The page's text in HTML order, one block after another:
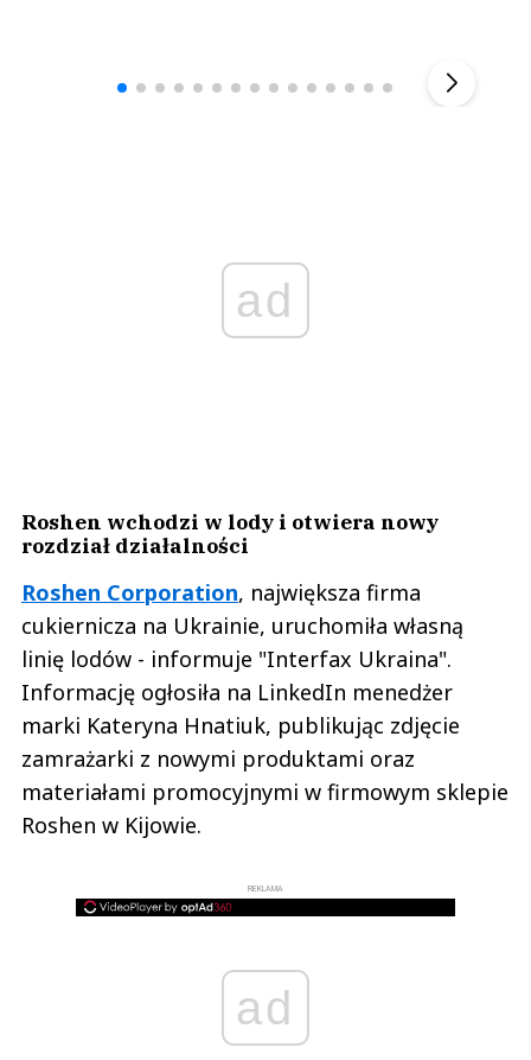
ad
Roshen wchodzi w lody i otwiera nowy
rozdział działalności
Roshen Corporation, największa firma
cukiernicza na Ukrainie, uruchomiła własną
linię lodów - informuje "Interfax Ukraina".
Informację ogłosiła na LinkedIn menedżer
marki Kateryna Hnatiuk, publikując zdjęcie
zamrażarki z nowymi produktami oraz
materiałami promocyjnymi w firmowym sklepie
Roshen w Kijowie.
REKLAMA
ad